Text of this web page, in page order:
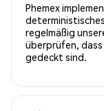
Phemex
regelmäßig
überprüfen, dass
gedeckt sind.